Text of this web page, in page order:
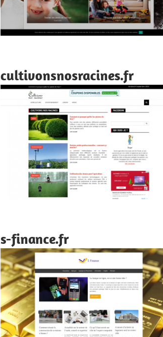
cultivonsnosracines.fr
s-finance.fr